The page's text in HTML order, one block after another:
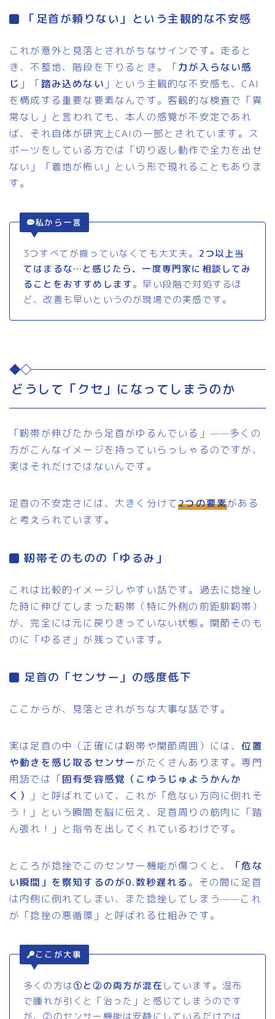
「足首が頼りない」という主観的な不安感
これが意外と見落とされがちなサインです。走ると
き、不整地、階段を下りるとき。「力が入らない感
じ 」「踏み込めない 」という主観的な不安感も、CAI
を構成する重要な要素なんです。客観的な検査で「異
常なし」と言われても、本人の感覚が不安定であれ
ば、それ自体が研究上CAIの一部とされています。ス
ポーツをしている方では「切り返し動作で全力を出せ
ない」「着地が怖い」という形で現れることもありま
す。
私から一言
3つすべてが揃っていなくても大丈夫。 2つ以上当
てはまるな…と感じたら、一度専門家に相談してみ
ることをおすすめします。早い段階で対処するほ
ど、改善も早いというのが現場での実感です。
どうして「クセ」になってしまうのか
「靭帯が伸びたから足首がゆるんでいる」——多くの
方がこんなイメージを持っていらっしゃるのですが、
実はそれだけではないんです。
足首の不安定さには、大きく分けて2つの要素がある
と考えられています。
靭帯そのものの「ゆるみ」
これは比較的イメージしやすい話です。過去に捻挫し
た時に伸びてしまった靭帯（特に外側の前距腓靭帯）
が、完全には元に戻りきっていない状態。関節そのも
のに「ゆるさ」が残っています。
足首の「センサー」の感度低下
ここからが、見落とされがちな大事な話です。
実は足首の中（正確には靭帯や関節周囲）には、位置
や動きを感じ取るセンサーがたくさんあります。専門
用語では「固有受容感覚（こゆうじゅようかんか
く）
」と呼ばれていて、これが「危ない方向に倒れそ
う！」という瞬間を脳に伝え、足首周りの筋肉に「踏
ん張れ！」と指令を出してくれているわけです。
ところが捻挫でこのセンサー機能が傷つくと、
「危な
い瞬間」を察知するのが0.数秒遅れる 。その間に足首
は内側に倒れてしまい、また捻挫してしまう——これ
が「捻挫の悪循環」と呼ばれる仕組みです。
ここが大事
多くの方は①と②の両方が混在 しています。湿布
で腫れが引くと「治った」と感じてしまうのです
が、②のセンサー機能は安静にしているだけでは